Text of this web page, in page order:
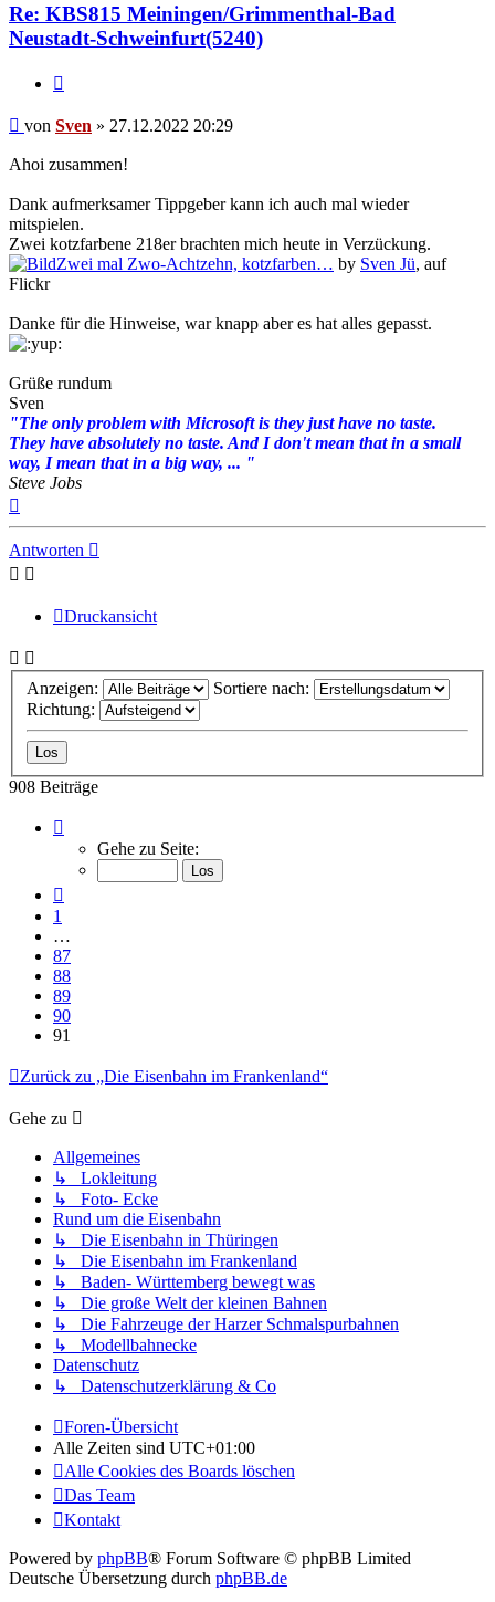
Re: KBS815 Meiningen/Grimmenthal-Bad
Neustadt-Schweinfurt(5240)
Beitrag
von Sven » 27.12.2022 20:29
Ahoi zusammen!
Dank aufmerksamer Tippgeber kann ich auch mal wieder
mitspielen.
Zwei kotzfarbene 218er brachten mich heute in Verzückung.
Zwei mal Zwo-Achtzehn, kotzfarben… by Sven Jü, auf
Flickr
Danke für die Hinweise, war knapp aber es hat alles gepasst.
Grüße rundum
Sven
"The only problem with Microsoft is they just have no taste.
They have absolutely no taste. And I don't mean that in a small
way, I mean that in a big way, ... "
Steve Jobs
Antworten
Druckansicht
Anzeigen:
Sortiere nach:
Richtung:
908 Beiträge
91
von
Gehe zu Seite:
1
…
87
88
89
90
91
Zurück zu „Die Eisenbahn im Frankenland“
Gehe zu
Allgemeines
↳ Lokleitung
↳ Foto- Ecke
Rund um die Eisenbahn
↳ Die Eisenbahn in Thüringen
↳ Die Eisenbahn im Frankenland
↳ Baden- Württemberg bewegt was
↳ Die große Welt der kleinen Bahnen
↳ Die Fahrzeuge der Harzer Schmalspurbahnen
↳ Modellbahnecke
Datenschutz
↳ Datenschutzerklärung & Co
Foren-Übersicht
Alle Zeiten sind UTC+01:00
Alle Cookies des Boards löschen
Das Team
Kontakt
Powered by phpBB® Forum Software © phpBB Limited
Deutsche Übersetzung durch phpBB.de